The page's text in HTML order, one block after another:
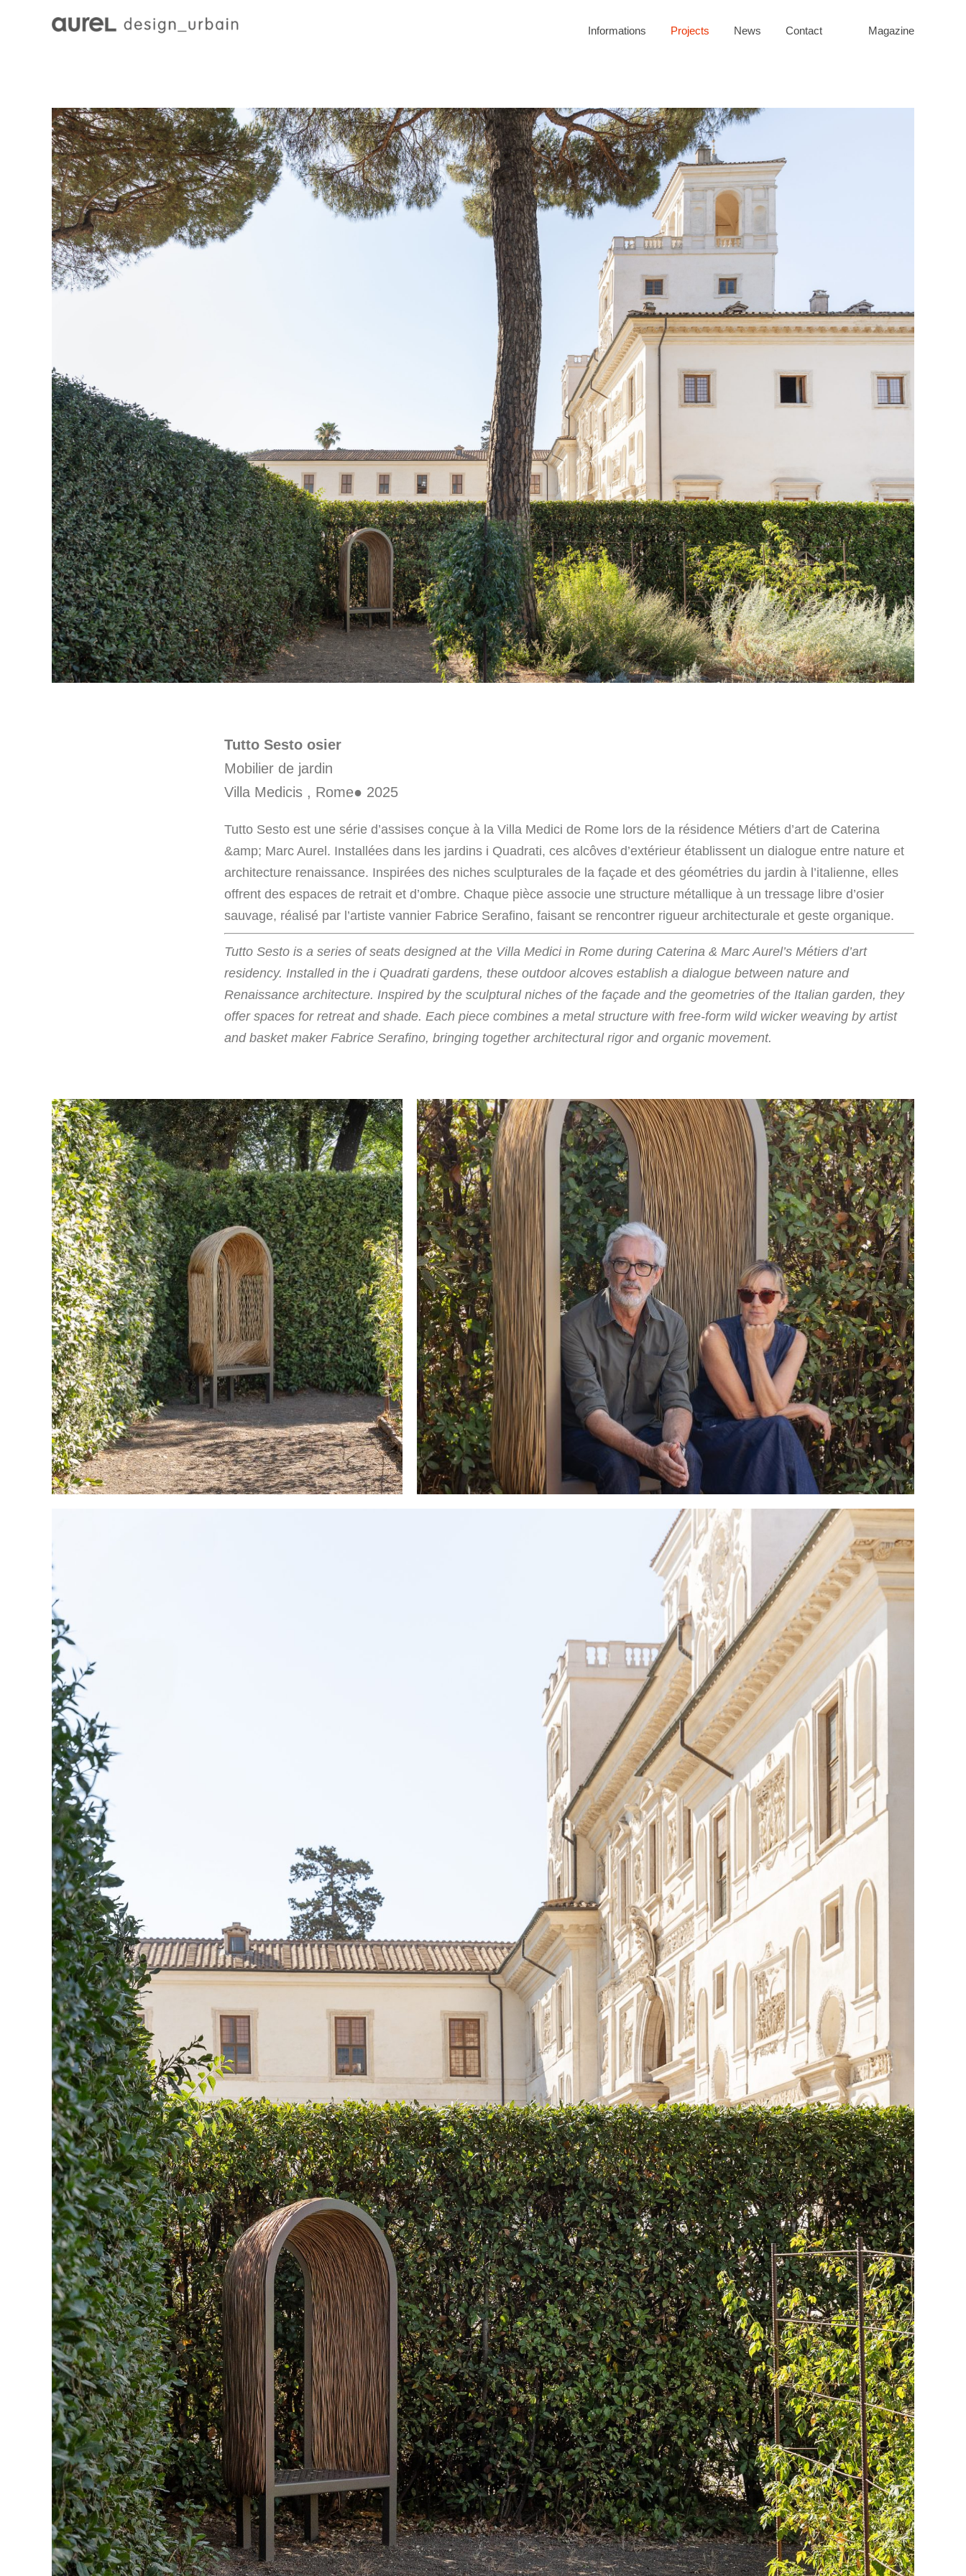
Informations Projects News Contact Magazine
Tutto Sesto osier
Mobilier de jardin
Villa Medicis , Rome● 2025
Tutto Sesto est une série d’assises conçue à la Villa Medici de Rome lors de la résidence Métiers d’art de Caterina
&amp; Marc Aurel. Installées dans les jardins i Quadrati, ces alcôves d’extérieur établissent un dialogue entre nature et
architecture renaissance. Inspirées des niches sculpturales de la façade et des géométries du jardin à l’italienne, elles
offrent des espaces de retrait et d’ombre. Chaque pièce associe une structure métallique à un tressage libre d’osier
sauvage, réalisé par l’artiste vannier Fabrice Serafino, faisant se rencontrer rigueur architecturale et geste organique.
Tutto Sesto is a series of seats designed at the Villa Medici in Rome during Caterina & Marc Aurel’s Métiers d’art
residency. Installed in the i Quadrati gardens, these outdoor alcoves establish a dialogue between nature and
Renaissance architecture. Inspired by the sculptural niches of the façade and the geometries of the Italian garden, they
offer spaces for retreat and shade. Each piece combines a metal structure with free-form wild wicker weaving by artist
and basket maker Fabrice Serafino, bringing together architectural rigor and organic movement.